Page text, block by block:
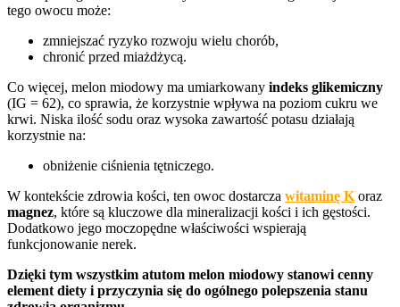
tego owocu może:
zmniejszać ryzyko rozwoju wielu chorób,
chronić przed miażdżycą.
Co więcej, melon miodowy ma umiarkowany indeks glikemiczny
(IG = 62), co sprawia, że korzystnie wpływa na poziom cukru we
krwi. Niska ilość sodu oraz wysoka zawartość potasu działają
korzystnie na:
obniżenie ciśnienia tętniczego.
W kontekście zdrowia kości, ten owoc dostarcza witaminę K oraz
magnez, które są kluczowe dla mineralizacji kości i ich gęstości.
Dodatkowo jego moczopędne właściwości wspierają
funkcjonowanie nerek.
Dzięki tym wszystkim atutom melon miodowy stanowi cenny
element diety i przyczynia się do ogólnego polepszenia stanu